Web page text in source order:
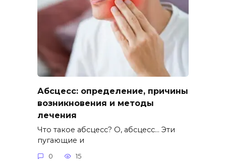
Абсцесс: определение, причины
возникновения и методы
лечения
Что такое абсцесс? О, абсцесс… Эти
пугающие и
0 15